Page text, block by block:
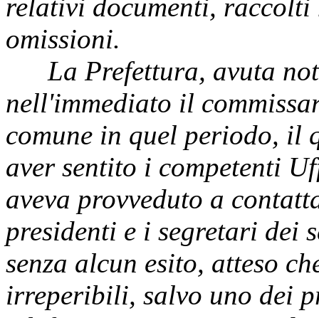
relativi documenti,
omissioni.
La Prefettura, avuta
nell'immediato il
comune in quel periodo, il
aver sentito i competenti
aveva provveduto a
presidenti e i segretari dei
senza alcun esito, atteso
irreperibili, salvo uno dei